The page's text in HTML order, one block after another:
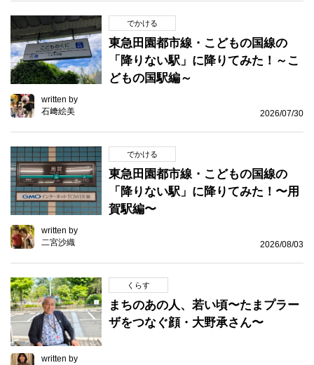
でかける
東急田園都市線・こどもの国線の
「降りない駅」に降りてみた！～こ
どもの国駅編～
written by
石﨑絵美
2026/07/30
でかける
東急田園都市線・こどもの国線の
「降りない駅」に降りてみた！〜用
賀駅編〜
written by
二宮沙織
2026/08/03
くらす
まちのあの人、若い頃〜たまプラー
ザをつなぐ顔・大野承さん〜
written by